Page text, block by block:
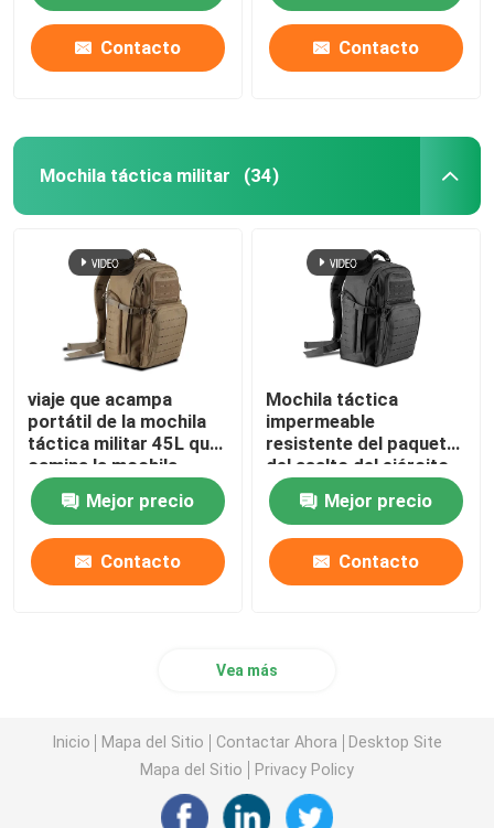
Contacto Contacto
Mochila táctica militar (34)
viaje que acampa
portátil de la mochila
táctica militar 45L que
camina la mochila
Mejor precio
Contacto
Mochila táctica
impermeable
resistente del paquete
del asalto del ejército
del ODM
Mejor precio
Contacto
Vea más
Inicio Mapa del Sitio Contactar Ahora
Desktop Site
Mapa del Sitio
Privacy Policy